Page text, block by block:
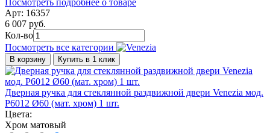
Посмотреть подробнее о товаре
Арт: 16357
6 007 руб.
Кол-во
Посмотреть все категории
В корзину Купить в 1 клик
Дверная ручка для стеклянной раздвижной двери Venezia мод.
P6012 Ø60 (мат. хром) 1 шт.
Цвета:
Хром матовый